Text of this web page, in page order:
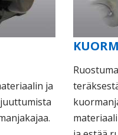
ja